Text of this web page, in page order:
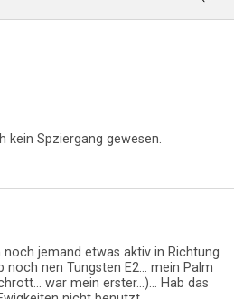
kein Spziergang gewesen.
noch jemand etwas aktiv in Richtung
noch nen Tungsten E2… mein Palm
war mein erster…)… Hab das